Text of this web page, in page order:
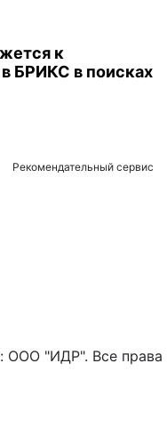
к
БРИКС в поисках
Рекомендательный сервис
ООО "ИДР". Все права